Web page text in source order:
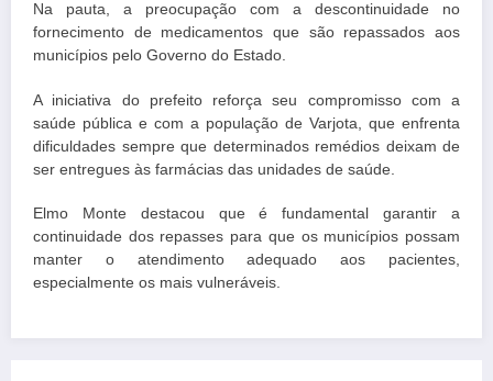
Na pauta, a preocupação com a descontinuidade no
fornecimento de medicamentos que são repassados aos
municípios pelo Governo do Estado.
A iniciativa do prefeito reforça seu compromisso com a
saúde pública e com a população de Varjota, que enfrenta
dificuldades sempre que determinados remédios deixam de
ser entregues às farmácias das unidades de saúde.
Elmo Monte destacou que é fundamental garantir a
continuidade dos repasses para que os municípios possam
manter o atendimento adequado aos pacientes,
especialmente os mais vulneráveis.